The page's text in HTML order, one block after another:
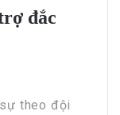
đắc
theo đội